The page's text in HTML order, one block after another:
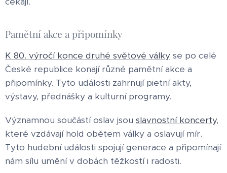
Pamětní akce a připomínky
K 80. výročí konce druhé světové války se po celé
České republice konají různé pamětní akce a
připomínky. Tyto události zahrnují pietní akty,
výstavy, přednášky a kulturní programy.
Významnou součástí oslav jsou slavnostní koncerty,
které vzdávají hold obětem války a oslavují mír.
Tyto hudební události spojují generace a připomínají
nám sílu umění v dobách těžkostí i radosti.